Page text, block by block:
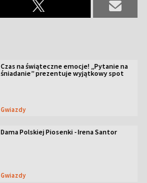
Czas na świąteczne emocje! „Pytanie na
śniadanie” prezentuje wyjątkowy spot
Gwiazdy
Dama Polskiej Piosenki - Irena Santor
Gwiazdy